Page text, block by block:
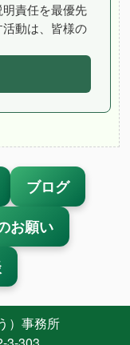
責任を最優先
動は、皆様の
ブログ
お願い
）事務所